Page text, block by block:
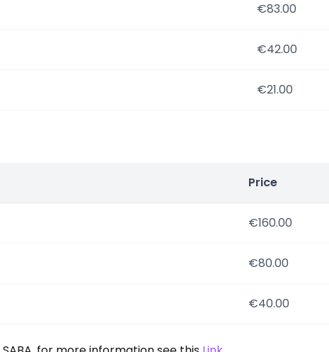
€83.00
€42.00
€21.00
Price
€160.00
€80.00
€40.00